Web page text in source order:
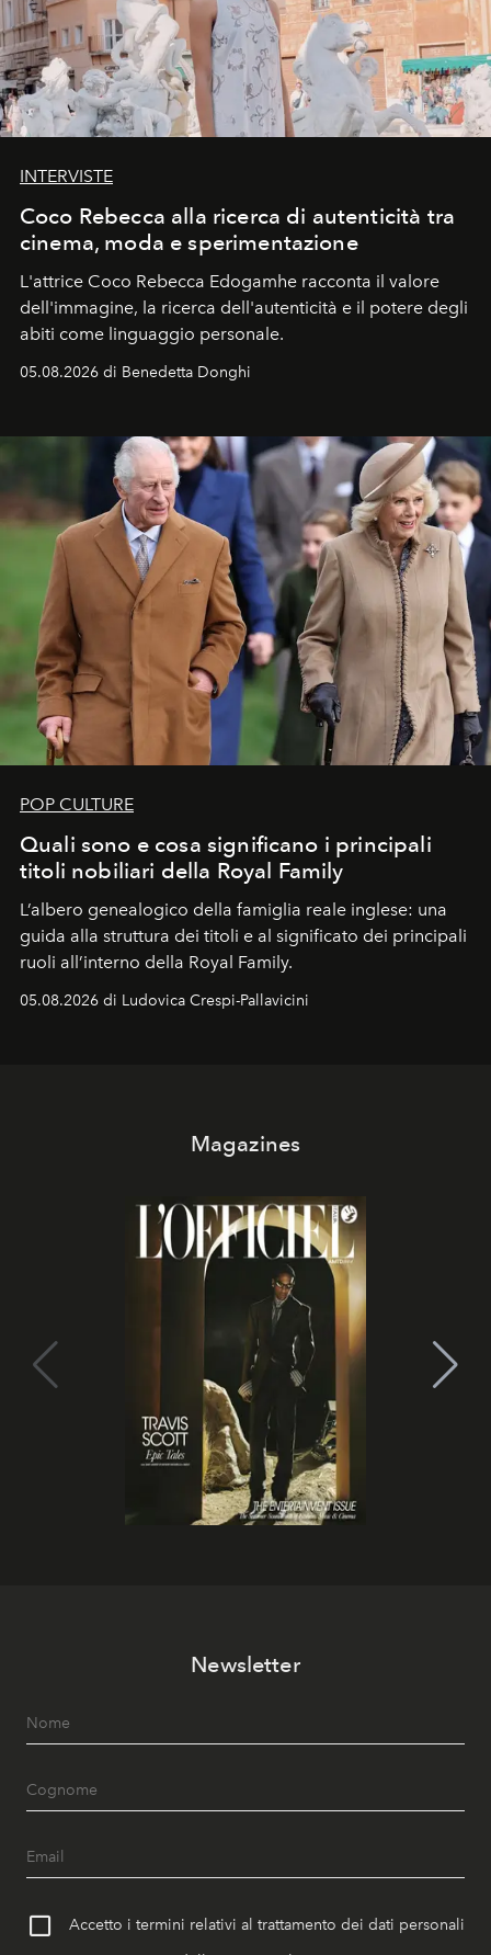
INTERVISTE
Coco Rebecca alla ricerca di autenticità tra
cinema, moda e sperimentazione
L'attrice Coco Rebecca Edogamhe racconta il valore
dell'immagine, la ricerca dell'autenticità e il potere degli
abiti come linguaggio personale.
05.08.2026 di Benedetta Donghi
POP CULTURE
Quali sono e cosa significano i principali
titoli nobiliari della Royal Family
L’albero genealogico della famiglia reale inglese: una
guida alla struttura dei titoli e al significato dei principali
ruoli all’interno della Royal Family.
05.08.2026 di Ludovica Crespi-Pallavicini
Magazines
Newsletter
Accetto i termini relativi al trattamento dei dati personali